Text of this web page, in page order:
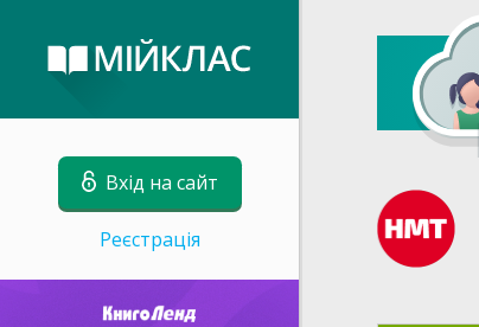
Вхід на сайт
Реєстрація